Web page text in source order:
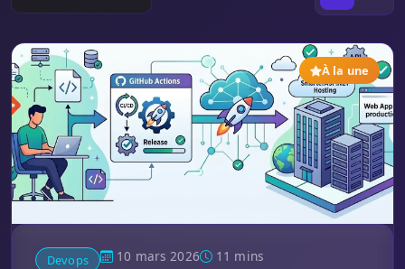
À la une
Devops 10 mars 2026 11 mins